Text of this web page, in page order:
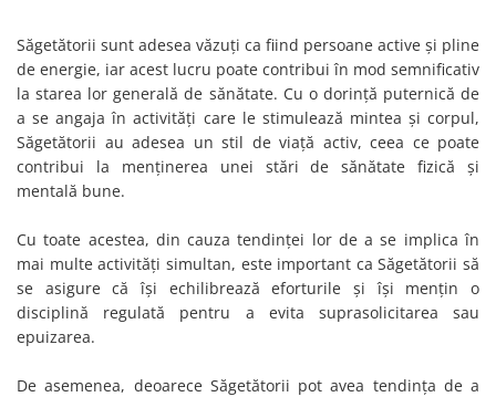
Săgetătorii sunt adesea văzuți ca fiind persoane active și pline
de energie, iar acest lucru poate contribui în mod semnificativ
la starea lor generală de sănătate. Cu o dorință puternică de
a se angaja în activități care le stimulează mintea și corpul,
Săgetătorii au adesea un stil de viață activ, ceea ce poate
contribui la menținerea unei stări de sănătate fizică și
mentală bune.
Cu toate acestea, din cauza tendinței lor de a se implica în
mai multe activități simultan, este important ca Săgetătorii să
se asigure că își echilibrează eforturile și își mențin o
disciplină regulată pentru a evita suprasolicitarea sau
epuizarea.
De asemenea, deoarece Săgetătorii pot avea tendința de a